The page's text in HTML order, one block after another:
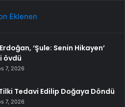
Eklenen
‘Şule: Senin Hikayen’
övdü
7, 2026
Tedavi Edilip Doğaya Döndü
7, 2026